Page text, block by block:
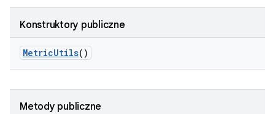
Konstruktory publiczne
MetricUtils()
Metody publiczne